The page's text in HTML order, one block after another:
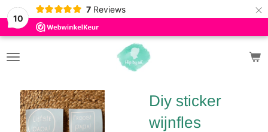
10
7 Reviews ×
Diy sticker
wijnfles